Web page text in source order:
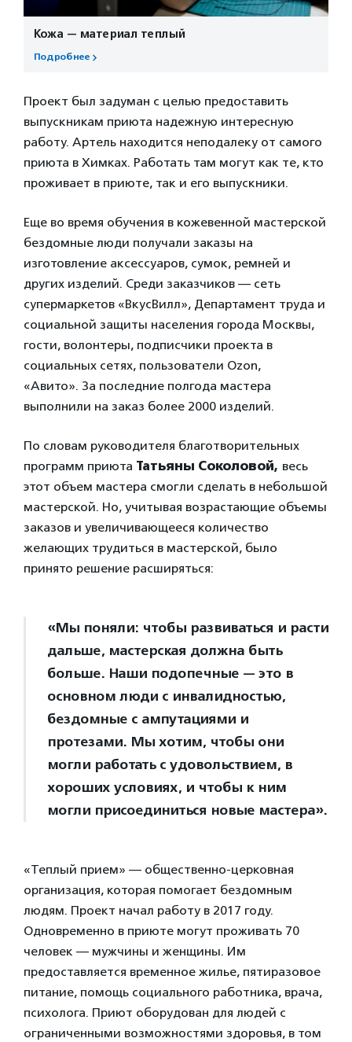
Кожа — материал теплый
Подробнее
Проект был задуман с целью предоставить
выпускникам приюта надежную интересную
работу. Артель находится неподалеку от самого
приюта в Химках. Работать там могут как те, кто
проживает в приюте, так и его выпускники.
Еще во время обучения в кожевенной мастерской
бездомные люди получали заказы на
изготовление аксессуаров, сумок, ремней и
других изделий. Среди заказчиков — сеть
супермаркетов «ВкусВилл», Департамент труда и
социальной защиты населения города Москвы,
гости, волонтеры, подписчики проекта в
социальных сетях, пользователи Ozon,
«Авито». За последние полгода мастера
выполнили на заказ более 2000 изделий.
По словам руководителя благотворительных
программ приюта Татьяны Соколовой, весь
этот объем мастера смогли сделать в небольшой
мастерской. Но, учитывая возрастающие объемы
заказов и увеличивающееся количество
желающих трудиться в мастерской, было
принято решение расширяться:
«Мы поняли: чтобы развиваться и расти
дальше, мастерская должна быть
больше. Наши подопечные — это в
основном люди с инвалидностью,
бездомные с ампутациями и
протезами. Мы хотим, чтобы они
могли работать с удовольствием, в
хороших условиях, и чтобы к ним
могли присоединиться новые мастера».
«Теплый прием» — общественно-церковная
организация, которая помогает бездомным
людям. Проект начал работу в 2017 году.
Одновременно в приюте могут проживать 70
человек — мужчины и женщины. Им
предоставляется временное жилье, пятиразовое
питание, помощь социального работника, врача,
психолога. Приют оборудован для людей с
ограниченными возможностями здоровья, в том